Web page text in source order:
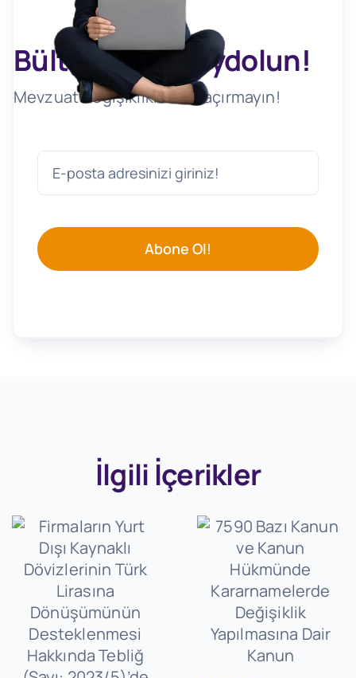
Bültenimize Kaydolun!
Mevzuat Değişikliklerini Kaçırmayın!
Abone Ol!
İlgili İçerikler